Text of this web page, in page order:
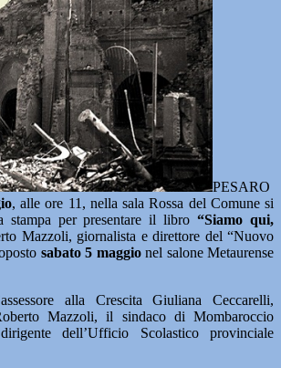
PESARO
, alle ore 11, nella sala Rossa del Comune si
stampa per presentare il libro “Siamo qui,
Mazzoli, giornalista e direttore del “Nuovo
sabato 5 maggionel salone Metaurense
alla Crescita Giuliana Ceccarelli,
Mazzoli, il sindaco di Mombaroccio
dell’Ufficio Scolastico provinciale